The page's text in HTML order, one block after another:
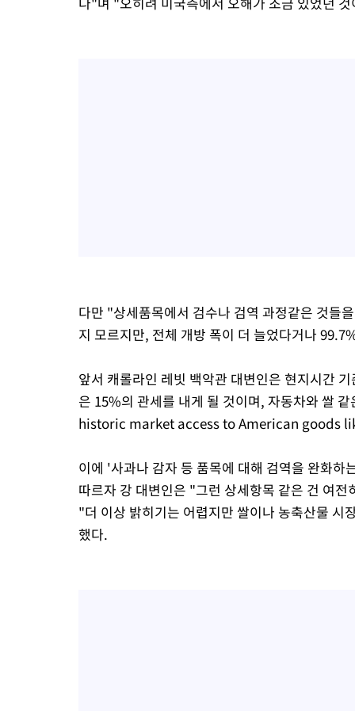
다만 "상세품목에서 검수나 검역 과정같은 것들
지 모르지만, 전체 개방 폭이 더 늘었다거나
앞서 캐롤라인 레빗 백악관 대변인은 현지시간
은 15%의 관세를 내게 될 것이며, 자동차와 쌀
historic market access to American goods
이에 '사과나 감자 등 품목에 대해 검역을 완화
따르자 강 대변인은 "그런 상세항목 같은 건 여
"더 이상 밝히기는 어렵지만 쌀이나 농축산물 시
했다.